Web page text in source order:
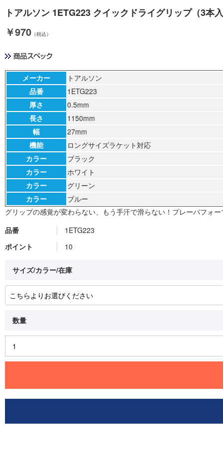
トアルソン 1ETG223 クイックドライグリップ（3本
￥970 （税込）
品番
1ETG223
ポイント
10
サイズ/カラー/在庫
メーカー
トアルソン
品番
1ETG223
厚さ
0.5mm
長さ
1150mm
幅
27mm
機能
ロングサイズラケット対応
カラー
ブラック
カラー
ホワイト
カラー
グリーン
カラー
ブルー
グリップの感覚が変わらない、もう手汗で滑らない！プレーパフォ